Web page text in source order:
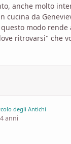
anche molto
cucina da
modo rende
ritrovarsi" che
degli Antichi
4 anni